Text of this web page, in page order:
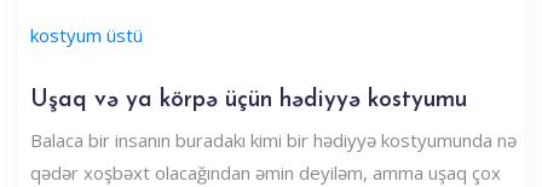
kostyum üstü
Uşaq və ya körpə üçün hədiyyə kostyumu
Balaca bir insanın buradakı kimi bir hədiyyə kostyumunda nə
qədər xoşbəxt olacağından əmin deyiləm, amma uşaq çox